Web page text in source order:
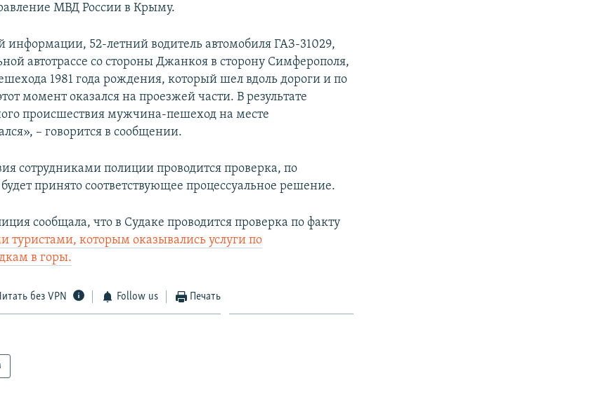
МВД России в Крыму.
информации, 52-летний водитель автомобиля ГАЗ-31029,
автотрассе со стороны Джанкоя в сторону Симферополя,
1981 года рождения, который шел вдоль дороги и по
момент оказался на проезжей части. В результате
происшествия мужчина-пешеход на месте
– говорится в сообщении.
сотрудниками полиции проводится проверка, по
принято соответствующее процессуальное решение.
сообщала, что в Судаке проводится проверка по факту
туристами, которым оказывались услуги по
в горы.
без VPN Follow us Печать